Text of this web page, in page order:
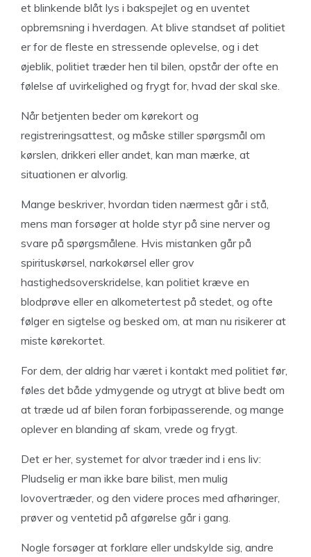
et blinkende blåt lys i bakspejlet og en uventet
opbremsning i hverdagen. At blive standset af politiet
er for de fleste en stressende oplevelse, og i det
øjeblik, politiet træder hen til bilen, opstår der ofte en
følelse af uvirkelighed og frygt for, hvad der skal ske.
Når betjenten beder om kørekort og
registreringsattest, og måske stiller spørgsmål om
kørslen, drikkeri eller andet, kan man mærke, at
situationen er alvorlig.
Mange beskriver, hvordan tiden nærmest går i stå,
mens man forsøger at holde styr på sine nerver og
svare på spørgsmålene. Hvis mistanken går på
spirituskørsel, narkokørsel eller grov
hastighedsoverskridelse, kan politiet kræve en
blodprøve eller en alkometertest på stedet, og ofte
følger en sigtelse og besked om, at man nu risikerer at
miste kørekortet.
For dem, der aldrig har været i kontakt med politiet før,
føles det både ydmygende og utrygt at blive bedt om
at træde ud af bilen foran forbipasserende, og mange
oplever en blanding af skam, vrede og frygt.
Det er her, systemet for alvor træder ind i ens liv:
Pludselig er man ikke bare bilist, men mulig
lovovertræder, og den videre proces med afhøringer,
prøver og ventetid på afgørelse går i gang.
Nogle forsøger at forklare eller undskylde sig, andre